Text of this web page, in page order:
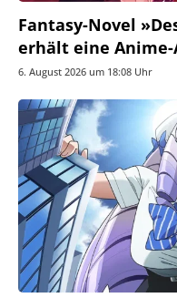
Fantasy-Novel
erhält eine
6. August 2026 um 18:08 Uhr